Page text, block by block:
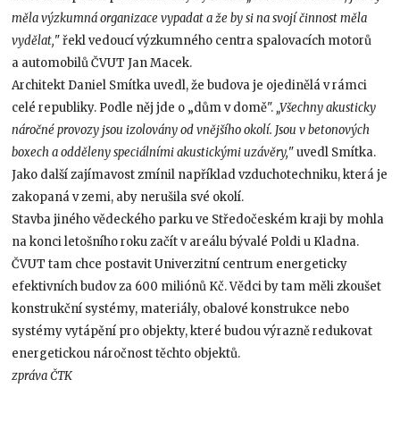
měla výzkumná organizace vypadat a že by si na svojí činnost měla
vydělat," řekl vedoucí výzkumného centra spalovacích motorů
a automobilů ČVUT Jan Macek.
Architekt Daniel Smítka uvedl, že budova je ojedinělá v rámci
celé republiky. Podle něj jde o „dům v domě".„Všechny akusticky
náročné provozy jsou izolovány od vnějšího okolí. Jsou v betonových
boxech a odděleny speciálními akustickými uzávěry," uvedl Smítka.
Jako další zajímavost zmínil například vzduchotechniku, která je
zakopaná v zemi, aby nerušila své okolí.
Stavba jiného vědeckého parku ve Středočeském kraji by mohla
na konci letošního roku začít v areálu bývalé Poldi u Kladna.
ČVUT tam chce postavit Univerzitní centrum energeticky
efektivních budov za 600 miliónů Kč. Vědci by tam měli zkoušet
konstrukční systémy, materiály, obalové konstrukce nebo
systémy vytápění pro objekty, které budou výrazně redukovat
energetickou náročnost těchto objektů.
zpráva ČTK